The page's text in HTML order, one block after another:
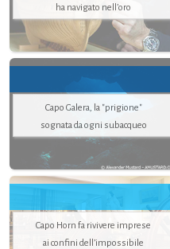
ha navigato nell’oro
Capo Galera, la "prigione"
sognata da ogni subacqueo
Capo Horn fa rivivere imprese
ai confini dell’impossibile